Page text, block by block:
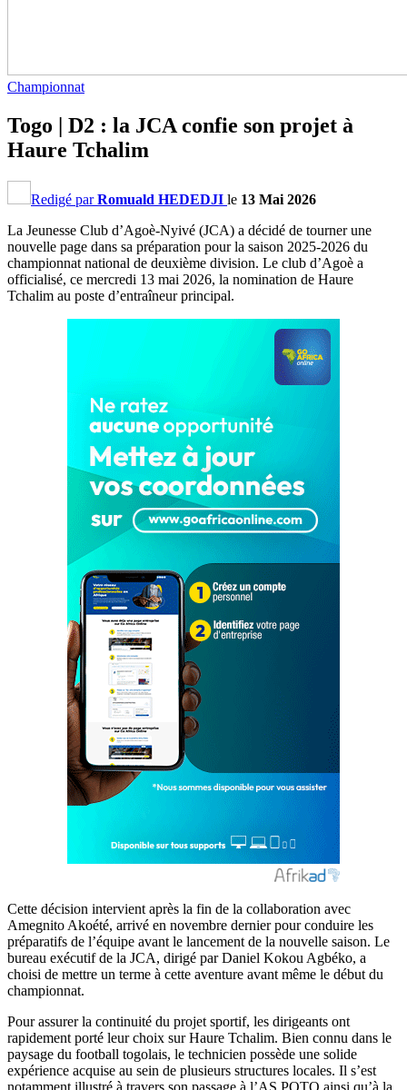
Championnat
Togo | D2 : la JCA confie son projet à
Haure Tchalim
Redigé parRomuald HEDEDJI le 13 Mai 2026
La Jeunesse Club d’Agoè-Nyivé (JCA) a décidé de tourner une
nouvelle page dans sa préparation pour la saison 2025-2026 du
championnat national de deuxième division. Le club d’Agoè a
officialisé, ce mercredi 13 mai 2026, la nomination de Haure
Tchalim au poste d’entraîneur principal.
Cette décision intervient après la fin de la collaboration avec
Amegnito Akoété, arrivé en novembre dernier pour conduire les
préparatifs de l’équipe avant le lancement de la nouvelle saison. Le
bureau exécutif de la JCA, dirigé par Daniel Kokou Agbéko, a
choisi de mettre un terme à cette aventure avant même le début du
championnat.
Pour assurer la continuité du projet sportif, les dirigeants ont
rapidement porté leur choix sur Haure Tchalim. Bien connu dans le
paysage du football togolais, le technicien possède une solide
expérience acquise au sein de plusieurs structures locales. Il s’est
notamment illustré à travers son passage à l’AS POTO ainsi qu’à la